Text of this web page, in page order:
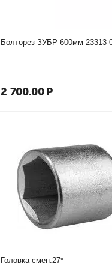
Болторез ЗУБР 600мм
2 700.00 Р
Головка смен.27*